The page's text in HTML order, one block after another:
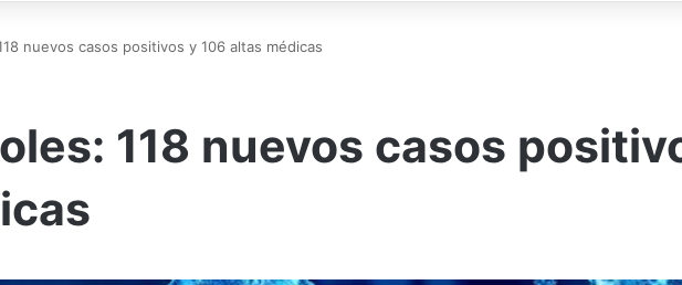
nuevos casos positivos y 106 altas médicas
118 nuevos casos